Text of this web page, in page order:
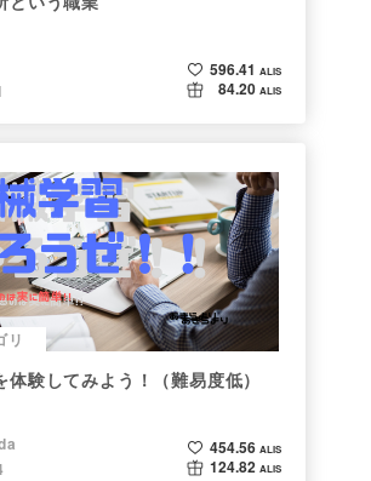
596.41 ALIS
84.20 ALIS
リ
体験してみよう！（難易度低）
454.56 ALIS
124.82 ALIS